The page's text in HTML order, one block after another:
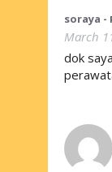
soraya -
March
dok